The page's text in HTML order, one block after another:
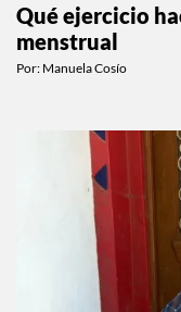
Qué ejercicio
menstrual
Por: Manuela Cosío